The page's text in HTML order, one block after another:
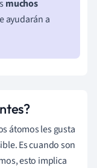
muchos
ayudarán a
átomos les gusta
Es cuando son
esto implica